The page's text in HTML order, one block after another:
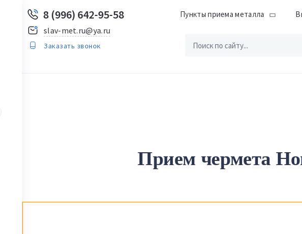
8 (996) 642-95-58
slav-met.ru@ya.ru
Заказать звонок
Пункты приема металла
Прием чермета